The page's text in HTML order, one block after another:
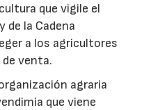
que vigile el
de la Cadena
a los agricultores
venta.
agraria
que viene